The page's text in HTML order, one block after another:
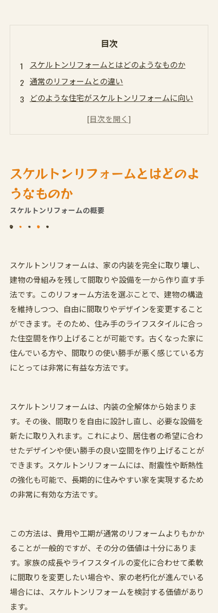
目次
スケルトンリフォームとはどのようなものか
通常のリフォームとの違い
どのような住宅がスケルトンリフォームに向い
スケルトンリフォームの費用と工期
工期の予測
予算内でリフォームを行う方法
スケルトンリフォームの実際の進行過程
施工後の確認と調整
スケルトンリフォームを依頼する際の注意点
契約時の確認事項
施工後のアフターサポート
まとめ
よくある質問
会社概要
スケルトンリフォームとはどのよ
うなものか
スケルトンリフォームの概要
スケルトンリフォームは、家の内装を完全に取り壊し、
建物の骨組みを残して間取りや設備を一から作り直す手
法です。このリフォーム方法を選ぶことで、建物の構造
を維持しつつ、自由に間取りやデザインを変更すること
ができます。そのため、住み手のライフスタイルに合っ
た住空間を作り上げることが可能です。古くなった家に
住んでいる方や、間取りの使い勝手が悪く感じている方
にとっては非常に有益な方法です。
スケルトンリフォームは、内装の全解体から始まりま
す。その後、間取りを自由に設計し直し、必要な設備を
新たに取り入れます。これにより、居住者の希望に合わ
せたデザインや使い勝手の良い空間を作り上げることが
できます。スケルトンリフォームには、耐震性や断熱性
の強化も可能で、長期的に住みやすい家を実現するため
の非常に有効な方法です。
この方法は、費用や工期が通常のリフォームよりもかか
ることが一般的ですが、その分の価値は十分にありま
す。家族の成長やライフスタイルの変化に合わせて柔軟
に間取りを変更したい場合や、家の老朽化が進んでいる
場合には、スケルトンリフォームを検討する価値があり
ます。